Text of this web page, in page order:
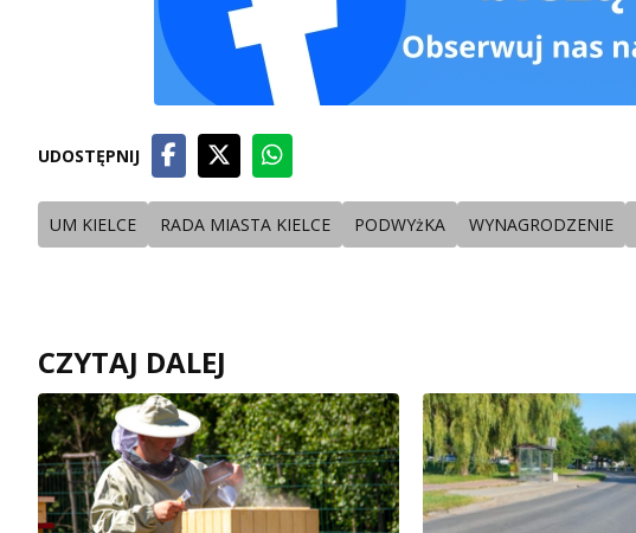
UDOSTĘPNIJ
UM KIELCE RADA MIASTA KIELCE PODWYżKA WYNAGRODZENIE
CZYTAJ DALEJ